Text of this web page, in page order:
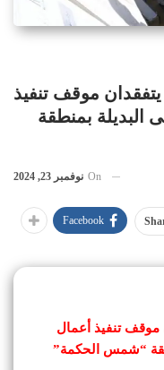
موقف تنفيذ
البديلة بمنطقة
On نوفمبر 23, 2024
Facebook
تنفيذ أعمال
“شمس الحكمة”